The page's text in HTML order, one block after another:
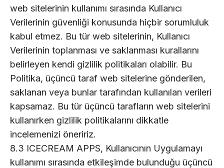
web sitelerinin kullanımı sırasında Kullanıcı
Verilerinin güvenliği konusunda hiçbir sorumluluk
kabul etmez. Bu tür web sitelerinin, Kullanıcı
Verilerinin toplanması ve saklanması kurallarını
belirleyen kendi gizlilik politikaları olabilir. Bu
Politika, üçüncü taraf web sitelerine gönderilen,
saklanan veya bunlar tarafından kullanılan verileri
kapsamaz. Bu tür üçüncü tarafların web sitelerini
kullanırken gizlilik politikalarını dikkatle
incelemenizi öneririz.
8.3 ICECREAM APPS, Kullanıcının Uygulamayı
kullanımı sırasında etkileşimde bulunduğu üçüncü